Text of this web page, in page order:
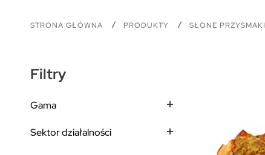
STRONA GŁÓWNA PRODUKTY SŁONE PRZYSMAKI
Filtry
Gama
Sektor działalności